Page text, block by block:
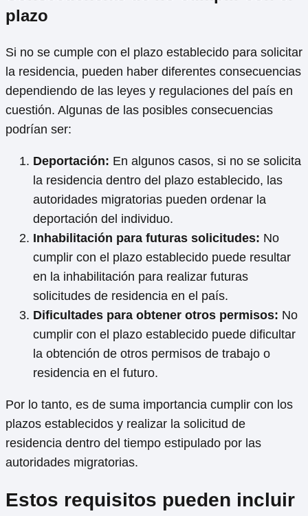
plazo
Si no se cumple con el plazo establecido para solicitar
la residencia, pueden haber diferentes consecuencias
dependiendo de las leyes y regulaciones del país en
cuestión. Algunas de las posibles consecuencias
podrían ser:
Deportación: En algunos casos, si no se solicita
la residencia dentro del plazo establecido, las
autoridades migratorias pueden ordenar la
deportación del individuo.
Inhabilitación para futuras solicitudes: No
cumplir con el plazo establecido puede resultar
en la inhabilitación para realizar futuras
solicitudes de residencia en el país.
Dificultades para obtener otros permisos: No
cumplir con el plazo establecido puede dificultar
la obtención de otros permisos de trabajo o
residencia en el futuro.
Por lo tanto, es de suma importancia cumplir con los
plazos establecidos y realizar la solicitud de
residencia dentro del tiempo estipulado por las
autoridades migratorias.
Estos requisitos pueden incluir